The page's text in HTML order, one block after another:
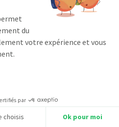
RGPD. Votre CRM stocke des
les exigences du
des Données. Vérifiez que
de gestion du
et de droit à l’oubli. C’est un
à éviter dans la
client
du
votre expérience et vous
par
choisis Ok pour moi